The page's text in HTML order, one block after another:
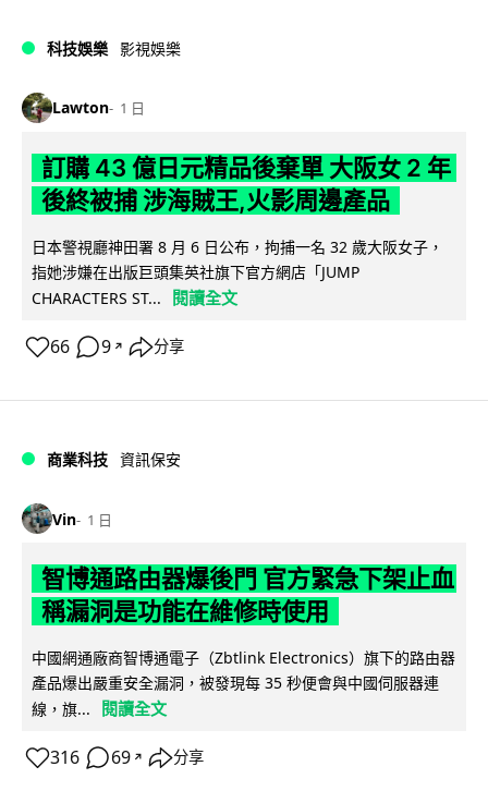
科技娛樂 影視娛樂
Lawton 1 日
訂購 43 億日元精品後棄單 大阪女 2 年
後終被捕 涉海賊王,火影周邊產品
日本警視廳神田署 8 月 6 日公布，拘捕一名 32 歲大阪女子，
指她涉嫌在出版巨頭集英社旗下官方網店「JUMP
CHARACTERS ST...
閱讀全文
66 9 ↗ 分享
商業科技 資訊保安
Vin 1 日
智博通路由器爆後門 官方緊急下架止血
稱漏洞是功能在維修時使用
中國網通廠商智博通電子（Zbtlink Electronics）旗下的路由器
產品爆出嚴重安全漏洞，被發現每 35 秒便會與中國伺服器連
線，旗...
閱讀全文
316 69 ↗ 分享